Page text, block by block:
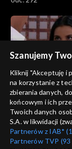
Zbuntowani
odc. 290
Szanujemy
Kliknij "Akceptuję i
na korzystanie z
zbierania danych,
końcowym i ich
Twoich danych
S.A. w likwidacji
Partnerów z IAB*
Partnerów TVP (93